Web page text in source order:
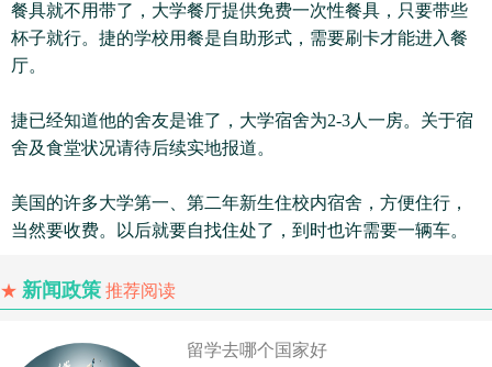
餐具就不用带了，大学餐厅提供免费一次性餐具，只要带些
杯子就行。捷的学校用餐是自助形式，需要刷卡才能进入餐
厅。
捷已经知道他的舍友是谁了，大学宿舍为2-3人一房。关于宿
舍及食堂状况请待后续实地报道。
美国的许多大学第一、第二年新生住校内宿舍，方便住行，
当然要收费。以后就要自找住处了，到时也许需要一辆车。
★ 新闻政策 推荐阅读
留学去哪个国家好